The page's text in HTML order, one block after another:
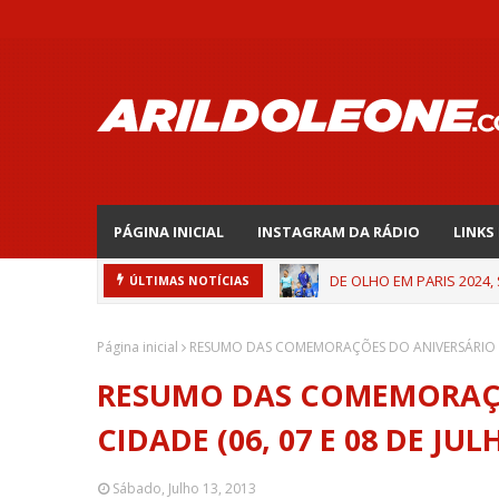
PÁGINA INICIAL INSTAGRAM DA RÁDIO LINKS
ÚLTIMAS NOTÍCIAS DE OLHO EM PARIS 2024,
Página inicial RESUMO DAS COMEMORAÇÕES DO
RESUMO DAS
CIDADE (06, 07 E 08 DE
Sábado, Julho 13, 2013